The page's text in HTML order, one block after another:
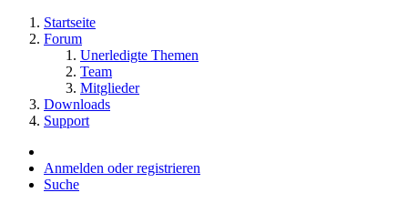
Startseite
Forum
Unerledigte Themen
Team
Mitglieder
Downloads
Support
Anmelden oder registrieren
Suche